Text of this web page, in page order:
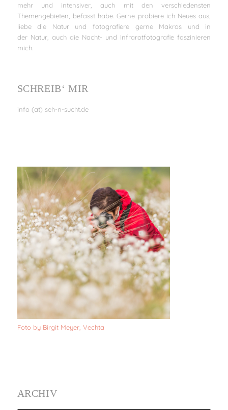
mehr und intensiver, auch mit den verschiedensten
Themengebieten, befasst habe. Gerne probiere ich Neues aus,
liebe die Natur und fotografiere gerne Makros und in
der Natur, auch die Nacht- und Infrarotfotografie faszinieren
mich.
SCHREIB‘ MIR
info (at) seh-n-sucht.de
Foto by Birgit Meyer, Vechta
ARCHIV